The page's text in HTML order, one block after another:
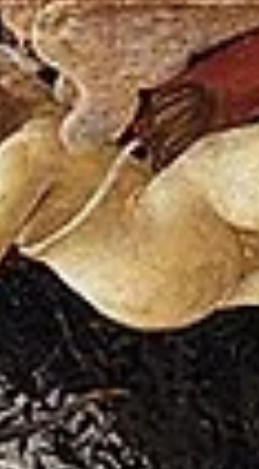
banda?
Andy Warhol (1928 – 1987) foi um pintor e
cineasta norte-americano, conhecido por
impulsionado o movimento Pop Art